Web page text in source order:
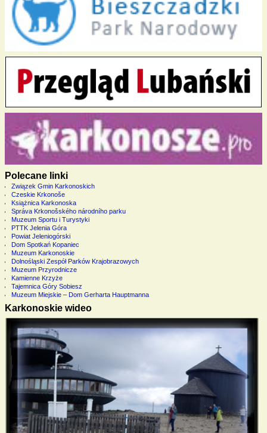
Polecane linki
Związek Gmin Karkonoskich
Czeskie Krkonoše
Książnica Karkonoska
Správa Krkonošského národního parku
Muzeum Sportu i Turystyki
PTTK Jelenia Góra
Powiat Jeleniogórski
Dom Spotkań Kopaniec
Muzeum Karkonoskie
Dolnośląski Zespół Parków Krajobrazowych
Muzeum Przyrodnicze
Kamienne Krzyże
Tajemnica Góry Sobiesz
Muzeum Miejskie – Dom Gerharta Hauptmanna
Karkonoskie wideo